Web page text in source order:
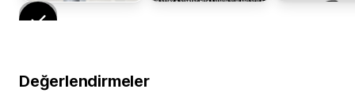
Değerlendirmeler